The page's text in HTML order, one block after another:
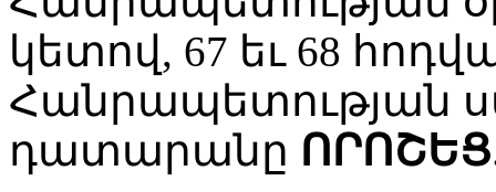
կետով, 67 եւ 68
Հանրապետության
դատարանը ՈՐՈՇԵՑ